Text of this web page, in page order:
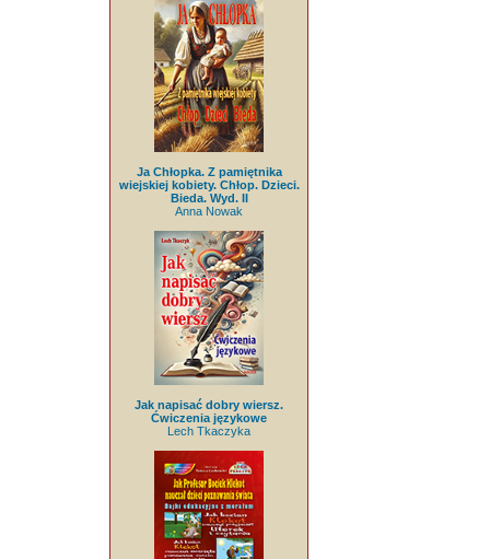
Ja Chłopka. Z pamiętnika
wiejskiej kobiety. Chłop. Dzieci.
Bieda. Wyd. II
Anna Nowak
Jak napisać dobry wiersz.
Ćwiczenia językowe
Lech Tkaczyka